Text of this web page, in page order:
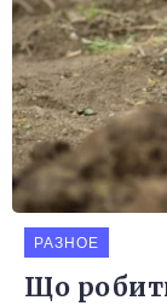
РАЗНОЕ
Що